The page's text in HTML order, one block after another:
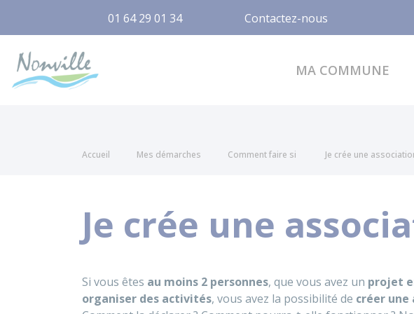
01 64 29 01 34 Contactez-nous
MA COMMUNE
Accueil Mes démarches Comment faire si Je crée une
Je crée une
Si vous êtes au moins 2 personnes, que vous avez un projet
organiser des activités, vous avez la possibilité de créer une